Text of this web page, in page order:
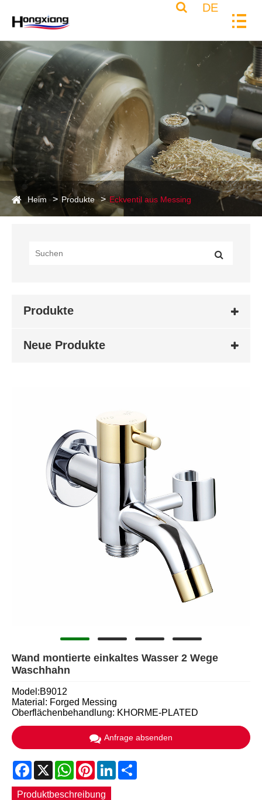
DE
Heim Produkte Eckventil aus Messing
Produkte
Neue Produkte
Wand montierte einkaltes Wasser 2 Wege
Waschhahn
Model:B9012
Material: Forged Messing
Oberflächenbehandlung: KHORME-PLATED
Anfrage absenden
Facebook
X WhatsApp
PinterestLinkedIn
Produktbeschreibung